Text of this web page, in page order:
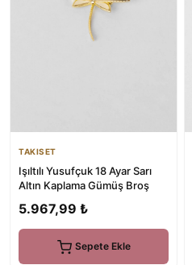
TAKISET
Işıltılı Yusufçuk 18 Ayar Sarı
Altın Kaplama Gümüş Broş
5.967,99 ₺
Sepete Ekle